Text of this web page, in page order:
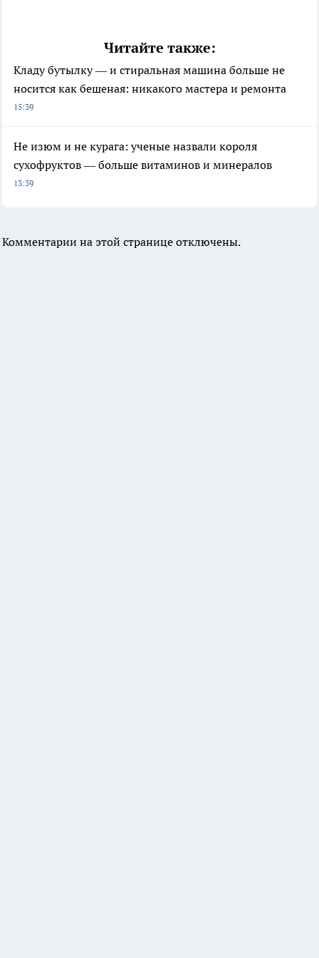
Читайте также:
Кладу бутылку — и стиральная машина больше не
носится как бешеная: никакого мастера и ремонта
15:39
Не изюм и не курага: ученые назвали короля
сухофруктов — больше витаминов и минералов
13:39
Комментарии на этой странице отключены.